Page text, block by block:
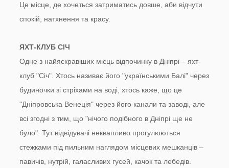
Це місце, де хочеться затриматись довше, аби відчути
спокій, натхнення та красу.
ЯХТ-КЛУБ СІЧ
Одне з найяскравіших місць відпочинку в Дніпрі – яхт-
клуб "Січ". Хтось називає його "українськими Балі" через
будиночки зі стріхами на воді, хтось каже, що це
"Дніпровська Венеція" через його канали та заводі, але
всі згодні з тим, що "нічого подібного в Дніпрі ще не
було". Тут відвідувачі неквапливо прогулюються
стежками під пильним наглядом місцевих мешканців –
павичів, нутрій, галасливих гусей, качок та лебедів.